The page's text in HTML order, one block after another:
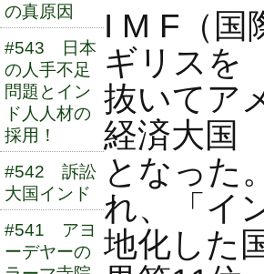
の真原因
#543 日本
の人手不足
問題とイン
ド人人材の
採用！
#542 訴訟
大国インド
#541 アヨ
ーデヤーの
I M F（国
ギリスを
抜いてア
経済大国
となった
れ、「イ
地化した